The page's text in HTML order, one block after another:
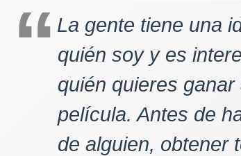
La gente tiene una
quién soy y es
quién quieres
película. Antes de
de alguien, obtener